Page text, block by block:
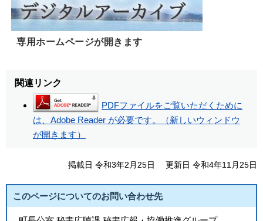
専用ホームページが開きます
関連リンク
PDFファイルをご覧いただくために
は、Adobe Reader が必要です。（新しいウィンドウ
が開きます）
掲載日 令和3年2月25日 更新日 令和4年11月25日
このページについてのお問い合わせ先